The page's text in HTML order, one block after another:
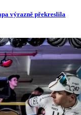
výrazně překreslila